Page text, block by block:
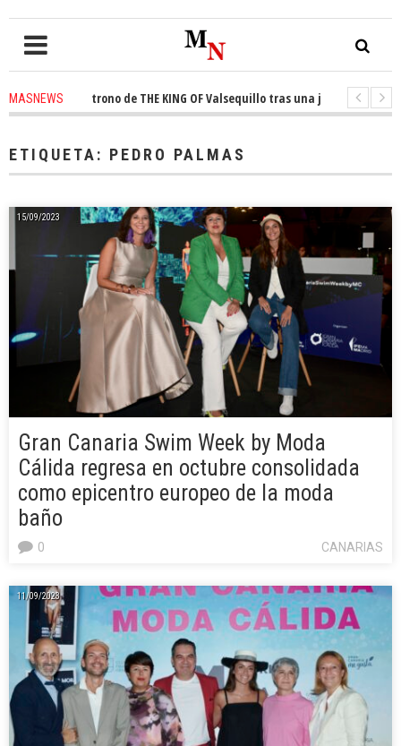
MASNEWS
el trono de THE KING OF Valsequillo tras una jornada de
ETIQUETA: PEDRO PALMAS
15/09/2023
Gran Canaria Swim Week by Moda
Cálida regresa en octubre consolidada
como epicentro europeo de la moda
baño
CANARIAS
0
11/09/2023